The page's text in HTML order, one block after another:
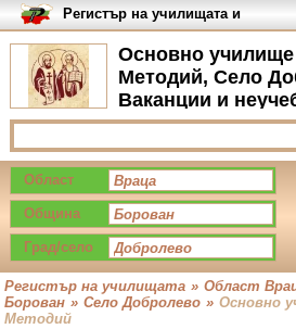
Основно
Методий, Село
Ваканции и
2024
Регистър на училищата и
университетите в България
Област
Община
Град/село
Регистър на училищата » Област
Борован » Село Добролево » Основно
Методий